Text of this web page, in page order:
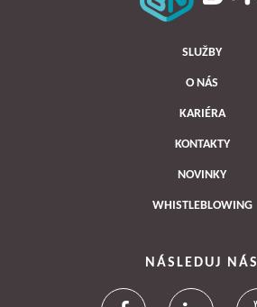
SLUŽBY
O NÁS
KARIÉRA
KONTAKTY
NOVINKY
WHISTLEBLOWING
NÁSLEDUJ NÁS